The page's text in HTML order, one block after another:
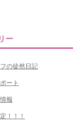
ー
の徒然日記
ート
報
！！！